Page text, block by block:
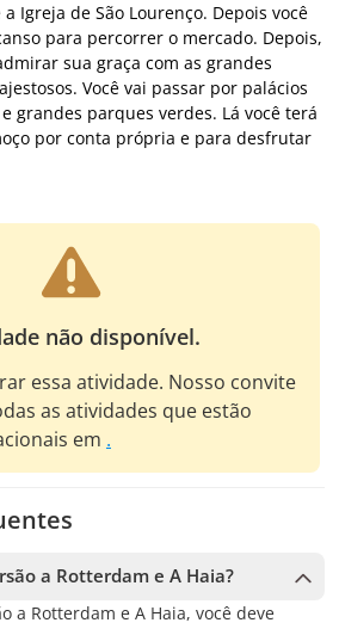
Igreja de São Lourenço. Depois você
para percorrer o mercado. Depois,
sua graça com as grandes
Você vai passar por palácios
grandes parques verdes. Lá você terá
por conta própria e para desfrutar
não disponível.
essa atividade. Nosso convite
as atividades que estão
em .
a Rotterdam e A Haia?
a Rotterdam e A Haia, você deve